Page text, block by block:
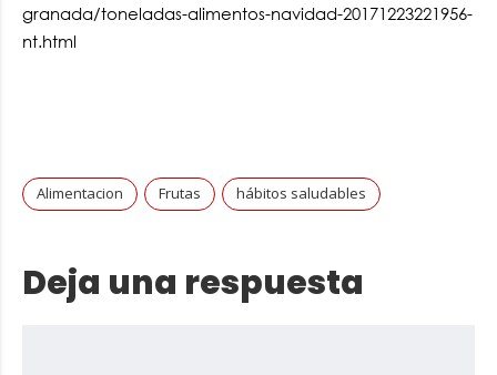
granada/toneladas-alimentos-navidad-20171223221956-
nt.html
Alimentacion Frutas hábitos saludables
Deja una respuesta